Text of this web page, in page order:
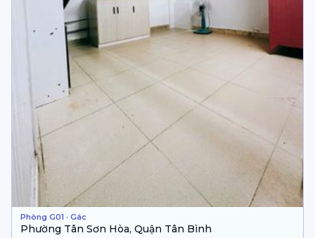
Phòng G01 · Gác
Phường Tân Sơn Hòa, Quận Tân Bình